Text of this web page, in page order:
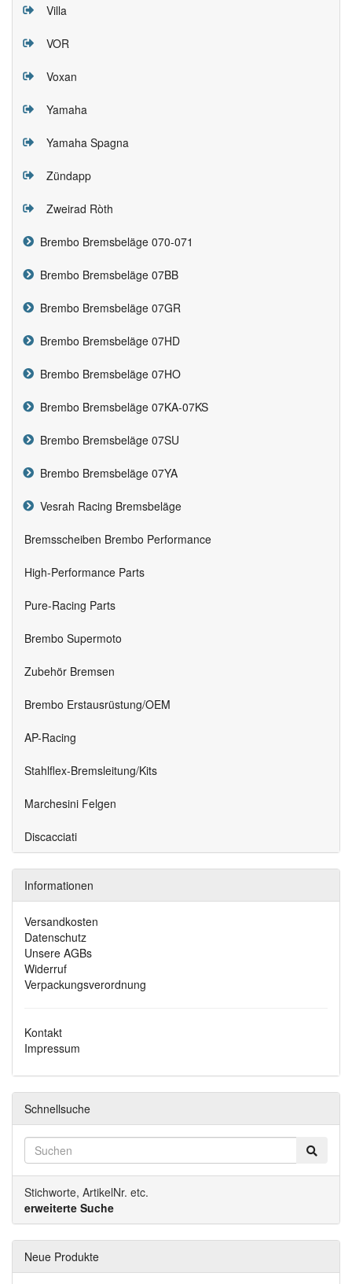
Villa
VOR
Voxan
Yamaha
Yamaha Spagna
Zündapp
Zweirad Ròth
Brembo Bremsbeläge 070-071
Brembo Bremsbeläge 07BB
Brembo Bremsbeläge 07GR
Brembo Bremsbeläge 07HD
Brembo Bremsbeläge 07HO
Brembo Bremsbeläge 07KA-07KS
Brembo Bremsbeläge 07SU
Brembo Bremsbeläge 07YA
Vesrah Racing Bremsbeläge
Bremsscheiben Brembo Performance
High-Performance Parts
Pure-Racing Parts
Brembo Supermoto
Zubehör Bremsen
Brembo Erstausrüstung/OEM
AP-Racing
Stahlflex-Bremsleitung/Kits
Marchesini Felgen
Discacciati
Informationen
Versandkosten
Datenschutz
Unsere AGBs
Widerruf
Verpackungsverordnung
Kontakt
Impressum
Schnellsuche
Stichworte, ArtikelNr. etc.
erweiterte Suche
Neue Produkte